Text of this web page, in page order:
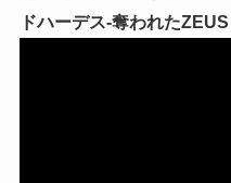
ドハーデス-奪われた